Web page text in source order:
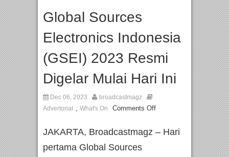
Global Sources
Electronics Indonesia
(GSEI) 2023 Resmi
Digelar Mulai Hari Ini
Dec 06, 2023
broadcastmagz
Advertorial
, What's On Comments Off
JAKARTA, Broadcastmagz – Hari
pertama Global Sources